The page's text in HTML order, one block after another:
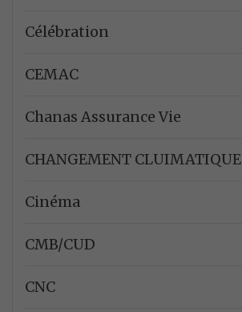
Célébration
CEMAC
Chanas Assurance Vie
CHANGEMENT CLUIMATIQUE
Cinéma
CMB/CUD
CNC